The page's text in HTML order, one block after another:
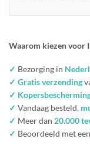
Waarom kiezen voor
✓ Bezorging in
✓ Gratis verzending
✓
✓ Vandaag besteld,
✓ Meer dan 20.000
✓ Beoordeeld met een